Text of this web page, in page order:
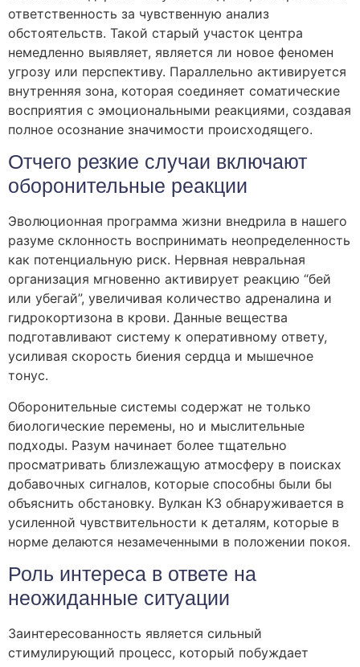
ответственность за чувственную анализ
обстоятельств. Такой старый участок центра
немедленно выявляет, является ли новое феномен
угрозу или перспективу. Параллельно активируется
внутренняя зона, которая соединяет соматические
восприятия с эмоциональными реакциями, создавая
полное осознание значимости происходящего.
Отчего резкие случаи включают
оборонительные реакции
Эволюционная программа жизни внедрила в нашего
разуме склонность воспринимать неопределенность
как потенциальную риск. Нервная невральная
организация мгновенно активирует реакцию “бей
или убегай”, увеличивая количество адреналина и
гидрокортизона в крови. Данные вещества
подготавливают систему к оперативному ответу,
усиливая скорость биения сердца и мышечное
тонус.
Оборонительные системы содержат не только
биологические перемены, но и мыслительные
подходы. Разум начинает более тщательно
просматривать близлежащую атмосферу в поисках
добавочных сигналов, которые способны были бы
объяснить обстановку. Вулкан КЗ обнаруживается в
усиленной чувствительности к деталям, которые в
норме делаются незамеченными в положении покоя.
Роль интереса в ответе на
неожиданные ситуации
Заинтересованность является сильный
стимулирующий процесс, который побуждает